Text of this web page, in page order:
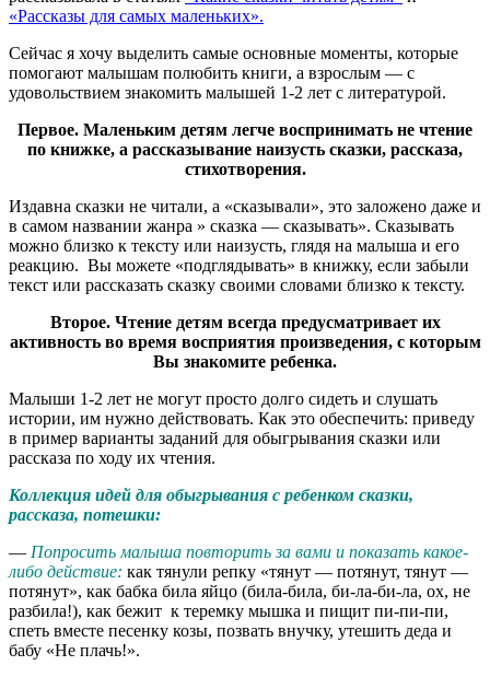
«Рассказы для самых маленьких».
Сейчас я хочу выделить самые основные моменты, которые
помогают малышам полюбить книги, а взрослым — с
удовольствием знакомить малышей 1-2 лет с литературой.
Первое. Маленьким детям легче воспринимать не чтение
по книжке, а рассказывание наизусть сказки, рассказа,
стихотворения.
Издавна сказки не читали, а «сказывали», это заложено даже и
в самом названии жанра » сказка — сказывать». Сказывать
можно близко к тексту или наизусть, глядя на малыша и его
реакцию. Вы можете «подглядывать» в книжку, если забыли
текст или рассказать сказку своими словами близко к тексту.
Второе. Чтение детям всегда предусматривает их
активность во время восприятия произведения, с которым
Вы знакомите ребенка.
Малыши 1-2 лет не могут просто долго сидеть и слушать
истории, им нужно действовать. Как это обеспечить: приведу
в пример варианты заданий для обыгрывания сказки или
рассказа по ходу их чтения.
Коллекция идей для обыгрывания с ребенком сказки,
рассказа, потешки:
— Попросить малыша повторить за вами и показать какое-
либо действие: как тянули репку «тянут — потянут, тянут —
потянут», как бабка била яйцо (била-била, би-ла-би-ла, ох, не
разбила!), как бежит к теремку мышка и пищит пи-пи-пи,
спеть вместе песенку козы, позвать внучку, утешить деда и
бабу «Не плачь!».